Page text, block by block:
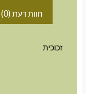
חוות דעת (0)
זכוכית